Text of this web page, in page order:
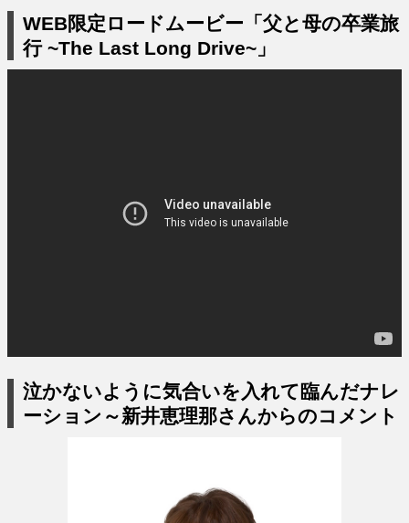
WEB限定ロードムービー「父と母の卒業旅
行 ~The Last Long Drive~」
泣かないように気合いを入れて臨んだナレ
ーション～新井恵理那さんからのコメント